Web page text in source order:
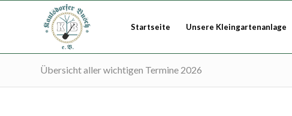
Startseite Unsere Kleingartenanlage
Übersicht aller wichtigen Termine 2026